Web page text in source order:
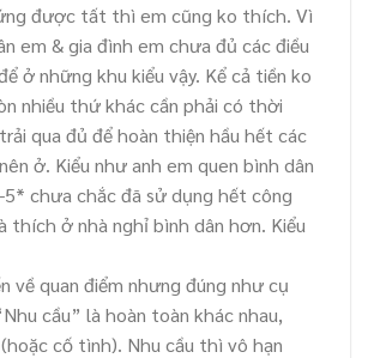
được tất thì em cũng ko thích. Vì
em & gia đình em chưa đủ các điều
ở những khu kiểu vậy. Kể cả tiền ko
nhiều thứ khác cần phải có thời
qua đủ để hoàn thiện hầu hết các
ở. Kiểu như anh em quen bình dân
chưa chắc đã sử dụng hết công
thích ở nhà nghỉ bình dân hơn. Kiểu
về quan điểm nhưng đúng như cụ
cầu” là hoàn toàn khác nhau,
cố tình). Nhu cầu thì vô hạn